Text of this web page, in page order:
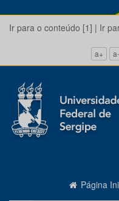
Ir para o conteúdo [1] | Ir
a+ a-
Página